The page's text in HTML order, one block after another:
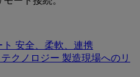
安全、柔軟、連携
クノロジー 製造現場へのリ